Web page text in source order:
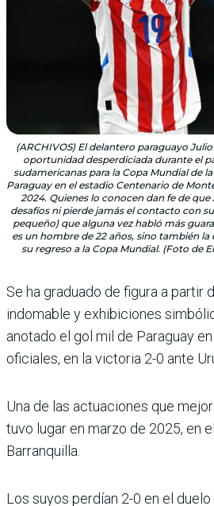
(ARCHIVOS) El delantero paraguayo
oportunidad desperdiciada durante el
sudamericanas para la Copa Mundial de
Paraguay en el estadio Centenario de
2024. Quienes lo conocen dan fe de
desafíos ni pierde jamás el contacto con
pequeño) que alguna vez habló más
es un hombre de 22 años, sino también la
su regreso a la Copa Mundial. (Foto de
Se ha graduado de figura a partir
indomable y exhibiciones
anotado el gol mil de Paraguay
oficiales, en la victoria 2-0 ante
Una de las actuaciones que
tuvo lugar en marzo de 2025, en
Barranquilla.
Los suyos perdían 2-0 en el